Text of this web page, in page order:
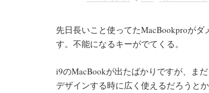
先日長いこと使ってたMacBookproが
す。不能になるキーがでてくる。
i9のMacBookが出たばかりですが、ま
デザインする時に広く使えるだろうと